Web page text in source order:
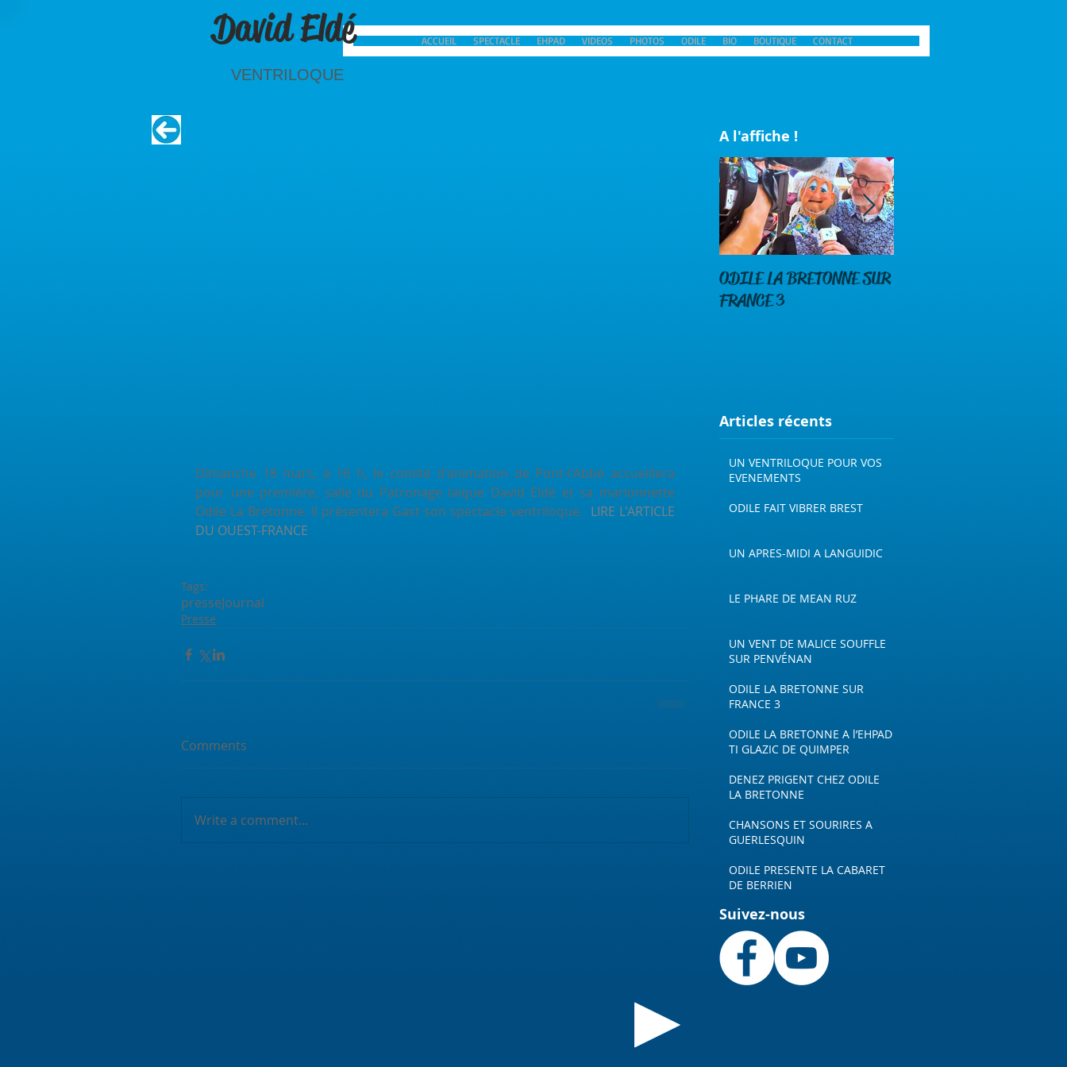
ACCUEIL SPECTACLE EHPAD VIDEOS PHOTOS ODILE BIO BOUTIQUE CONTACT
David Eldé
VENTRILOQUE
Dimanche 18 mars, à 16 h, le comité d'animation de Pont-l'Abbé accueillera
pour une première, salle du Patronage laïque David Eldé et sa marionnette
Odile La Bretonne. Il présentera Gast son spectacle ventriloque. LIRE L'ARTICLE
DU OUEST-FRANCE
Tags:
presseJournal
Presse
Comments
Write a comment...
A l'affiche !
ODILE LA BRETONNE SUR
FRANCE 3
Articles récents
UN VENTRILOQUE POUR VOS
EVENEMENTS
ODILE FAIT VIBRER BREST
UN APRES-MIDI A LANGUIDIC
LE PHARE DE MEAN RUZ
UN VENT DE MALICE SOUFFLE
SUR PENVÉNAN
ODILE LA BRETONNE SUR
FRANCE 3
ODILE LA BRETONNE A l’EHPAD
TI GLAZIC DE QUIMPER
DENEZ PRIGENT CHEZ ODILE
LA BRETONNE
CHANSONS ET SOURIRES A
GUERLESQUIN
ODILE PRESENTE LA CABARET
DE BERRIEN
Suivez-nous